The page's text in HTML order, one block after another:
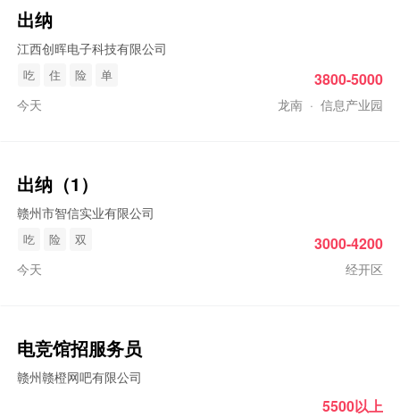
出纳
江西创晖电子科技有限公司
吃 住 险 单
今天 龙南 · 信息产业园
3800-5000
出纳 （1）
赣州市智信实业有限公司
吃 险 双
今天 经开区
3000-4200
电竞馆招服务员
赣州赣橙网吧有限公司
5500以上